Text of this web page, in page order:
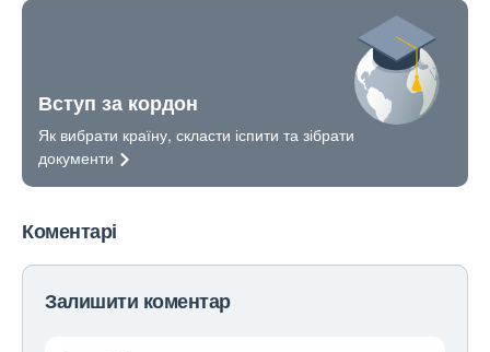
Вступ за кордон
Як вибрати країну, скласти іспити та зібрати
документи
Коментарі
Залишити коментар